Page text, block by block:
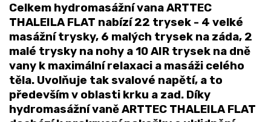
Celkem hydromasážní vana ARTTEC
THALEILA FLAT nabízí22 trysek - 4 velké
masážní trysky, 6 malých trysek na záda, 2
malé trysky na nohy a 10 AIR trysek na dně
vany k maximální relaxaci a masáži celého
těla. Uvolňuje tak svalové napětí, a to
především v oblasti krku a zad. Díky
hydromasážní vaně ARTTEC THALEILA FLAT